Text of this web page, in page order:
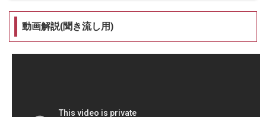
動画解説(聞き流し用)